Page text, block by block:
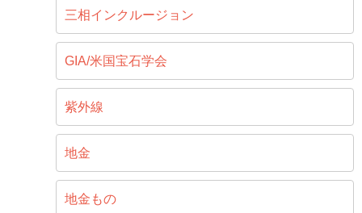
三相インクルージョン
GIA/米国宝石学会
紫外線
地金
地金もの